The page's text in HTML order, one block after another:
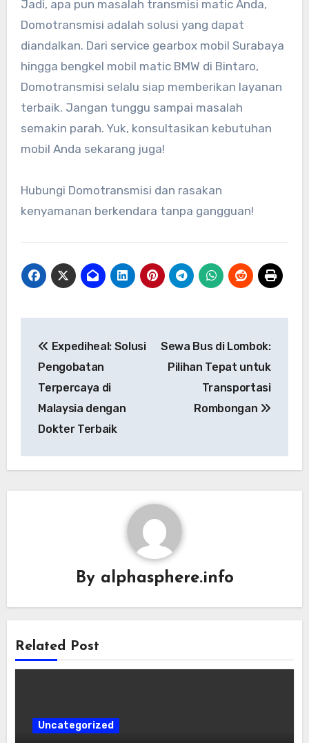
Jadi, apa pun masalah transmisi matic Anda,
Domotransmisi adalah solusi yang dapat
diandalkan. Dari service gearbox mobil Surabaya
hingga bengkel mobil matic BMW di Bintaro,
Domotransmisi selalu siap memberikan layanan
terbaik. Jangan tunggu sampai masalah
semakin parah. Yuk, konsultasikan kebutuhan
mobil Anda sekarang juga!
Hubungi Domotransmisi dan rasakan
kenyamanan berkendara tanpa gangguan!
navigation
Expediheal: Solusi
Pengobatan
Terpercaya di
Malaysia dengan
Dokter Terbaik
Sewa Bus di Lombok:
Pilihan Tepat untuk
Transportasi
Rombongan
By alphasphere.info
Related Post
Uncategorized